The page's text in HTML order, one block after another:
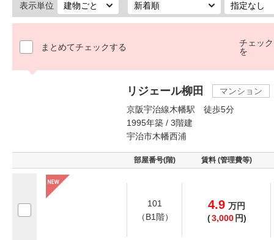
表示単位
まとめてチェックする
チェッ
を
リジェール柳田
マンション
京阪宇治線木幡駅 徒歩5分
1995年築 / 3階建
宇治市木幡西浦
部屋番号(階) 賃料 (管理費等)
101
（B1階）
4.9 万円
(3,000 円)